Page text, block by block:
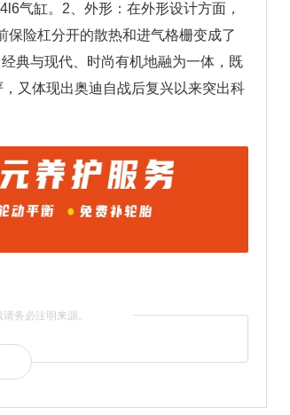
气缸。2、外形：在外形设计方面，
险杠分开的散热和进气格栅变成了
典与现代、时尚有机地融为一体，既
又体现出奥迪自战后复兴以来突出科
务必注明来源。